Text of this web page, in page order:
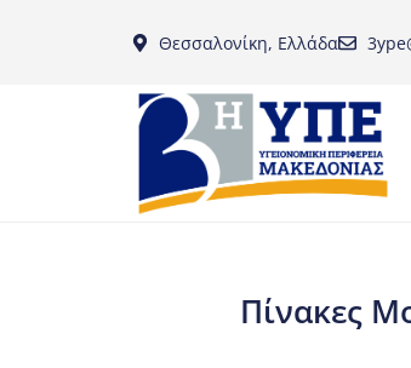
Θεσσαλονίκη, Ελλάδα
Πίνακες